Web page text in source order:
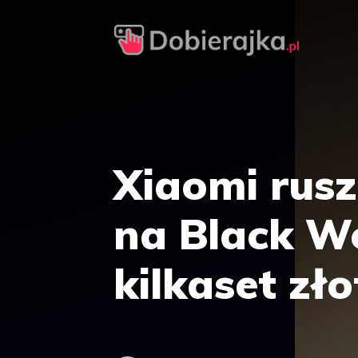
Xiaomi
na Black
kilkaset